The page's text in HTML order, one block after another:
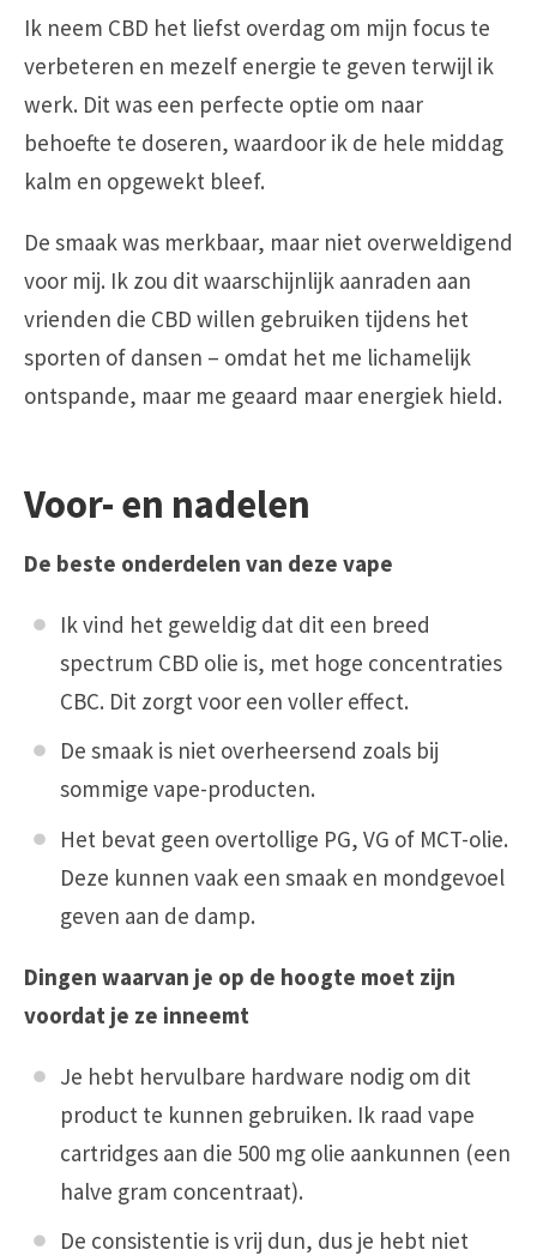
Ik neem CBD het liefst overdag om mijn focus te
verbeteren en mezelf energie te geven terwijl ik
werk. Dit was een perfecte optie om naar
behoefte te doseren, waardoor ik de hele middag
kalm en opgewekt bleef.
De smaak was merkbaar, maar niet overweldigend
voor mij. Ik zou dit waarschijnlijk aanraden aan
vrienden die CBD willen gebruiken tijdens het
sporten of dansen – omdat het me lichamelijk
ontspande, maar me geaard maar energiek hield.
Voor- en nadelen
De beste onderdelen van deze vape
Ik vind het geweldig dat dit een breed
spectrum CBD olie is, met hoge concentraties
CBC. Dit zorgt voor een voller effect.
De smaak is niet overheersend zoals bij
sommige vape-producten.
Het bevat geen overtollige PG, VG of MCT-olie.
Deze kunnen vaak een smaak en mondgevoel
geven aan de damp.
Dingen waarvan je op de hoogte moet zijn
voordat je ze inneemt
Je hebt hervulbare hardware nodig om dit
product te kunnen gebruiken. Ik raad vape
cartridges aan die 500 mg olie aankunnen (een
halve gram concentraat).
De consistentie is vrij dun, dus je hebt niet